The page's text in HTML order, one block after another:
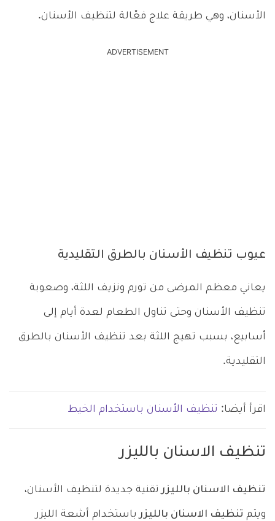
الأسنان، وهي طريقة علاج فعّالة لتنظيف الأسنان.
ADVERTISEMENT
عيوب تنظيف الأسنان بالطرق التقليدية
يعاني معظم المرضى من تورم ونزيف اللثة، وصعوبة
تنظيف الأسنان وحتى تناول الطعام لعدة أيام إلى
أسابيع، بسبب تهيج اللثة بعد تنظيف الأسنان بالطرق
التقليدية.
اقرأ أيضا: تنظيف الأسنان باستخدام الخيط
تنظيف الاسنان بالليزر
تنظيف الاسنان بالليزر تقنية جديدة لتنظيف الأسنان،
ويتم تنظيف الاسنان بالليزر باستخدام أشعة الليزر